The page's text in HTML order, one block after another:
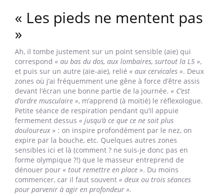
« Les pieds ne mentent pas
»
Ah, il tombe justement sur un point sensible (aïe) qui
correspond « au bas du dos, aux lombaires, surtout la L5 »,
et puis sur un autre (aïe-aïe), relié « aux cervicales ». Deux
zones où j’ai fréquemment une gêne à force d’être assis
devant l’écran une bonne partie de la journée. « C’est
d’ordre musculaire », m’apprend (à moitié) le réflexologue.
Petite séance de respiration pendant qu’il appuie
fermement dessus « jusqu’à ce que ce ne soit plus
douloureux » : on inspire profondément par le nez, on
expire par la bouche, etc. Quelques autres zones
sensibles ici et là (comment ? ne suis-je donc pas en
forme olympique ?!) que le masseur entreprend de
dénouer pour « tout remettre en place ». Du moins
commencer, car il faut souvent « deux ou trois séances
pour parvenir à agir en profondeur ».